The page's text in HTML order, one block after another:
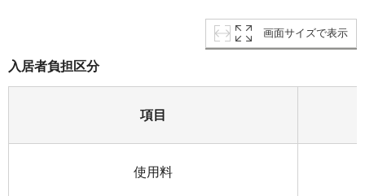
画面サイズで表示
入居者負担区分
項目
使用料